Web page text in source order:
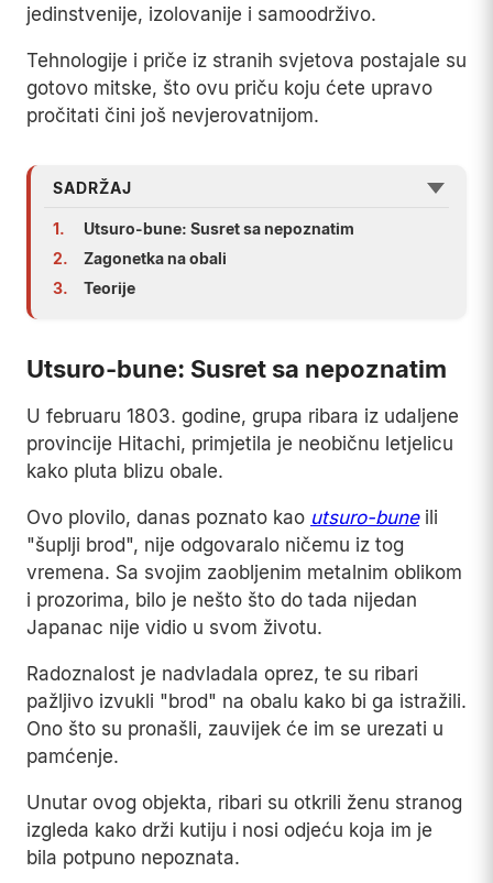
jedinstvenije, izolovanije i samoodrživo.
Tehnologije i priče iz stranih svjetova postajale su
gotovo mitske, što ovu priču koju ćete upravo
pročitati čini još nevjerovatnijom.
SADRŽAJ
1.
Utsuro-bune: Susret sa nepoznatim
2.
Zagonetka na obali
3.
Teorije
Utsuro-bune: Susret sa nepoznatim
U februaru 1803. godine, grupa ribara iz udaljene
provincije Hitachi, primjetila je neobičnu letjelicu
kako pluta blizu obale.
Ovo plovilo, danas poznato kao utsuro-buneili
"šuplji brod", nije odgovaralo ničemu iz tog
vremena. Sa svojim zaobljenim metalnim oblikom
i prozorima, bilo je nešto što do tada nijedan
Japanac nije vidio u svom životu.
Radoznalost je nadvladala oprez, te su ribari
pažljivo izvukli "brod" na obalu kako bi ga istražili.
Ono što su pronašli, zauvijek će im se urezati u
pamćenje.
Unutar ovog objekta, ribari su otkrili ženu stranog
izgleda kako drži kutiju i nosi odjeću koja im je
bila potpuno nepoznata.